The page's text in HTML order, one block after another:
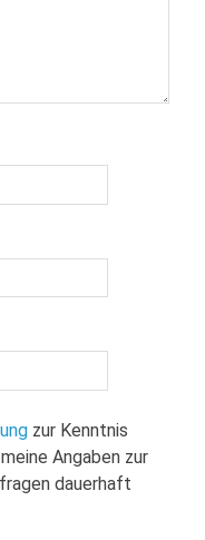
zur Kenntnis
Angaben zur
dauerhaft